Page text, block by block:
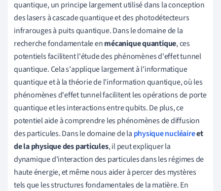
quantique, un principe largement utilisé dans la conception
des lasers à cascade quantique et des photodétecteurs
infrarouges à puits quantique. Dans le domaine de la
recherche fondamentale enmécanique quantique, ces
potentiels facilitent l'étude des phénomènes d'effet tunnel
quantique. Cela s'applique largement à l'informatique
quantique et à la théorie de l'information quantique, où les
phénomènes d'effet tunnel facilitent les opérations de porte
quantique et les interactions entre qubits. De plus, ce
potentiel aide à comprendre les phénomènes de diffusion
des particules. Dans le domaine de la physique nucléaireet
de la physique des particules, il peut expliquer la
dynamique d'interaction des particules dans les régimes de
haute énergie, et même nous aider à percer des mystères
tels que les structures fondamentales de la matière. En